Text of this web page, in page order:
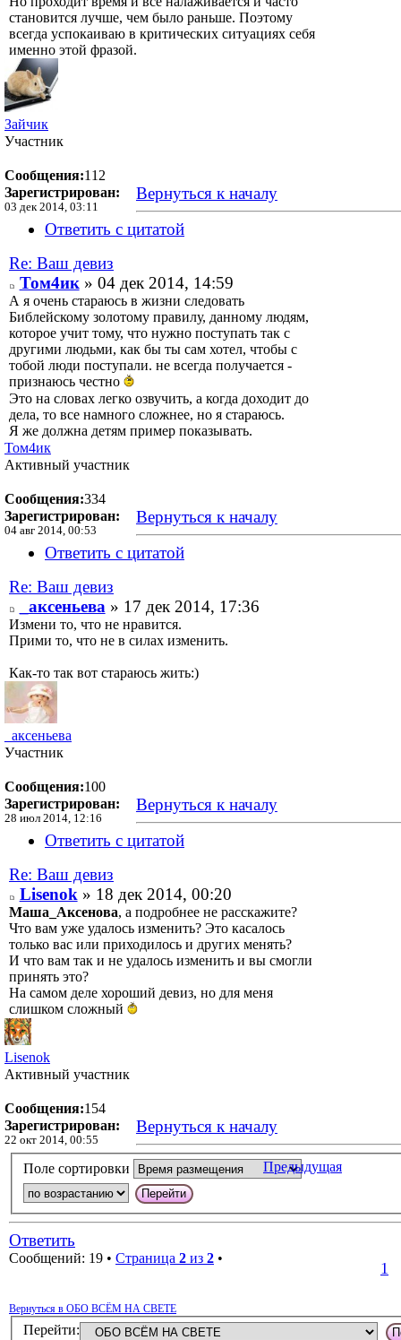
становится лучше, чем было раньше. Поэтому
всегда успокаиваю в критических ситуациях себя
именно этой фразой.
Зайчик
Участник
Сообщения:112
Зарегистрирован:
03 дек 2014, 03:11
Вернуться к началу
Ответить с цитатой
Re: Ваш девиз
Том4ик» 04 дек 2014, 14:59
А я очень стараюсь в жизни следовать
Библейскому золотому правилу, данному людям,
которое учит тому, что нужно поступать так с
другими людьми, как бы ты сам хотел, чтобы с
тобой люди поступали. не всегда получается -
признаюсь честно
Это на словах легко озвучить, а когда доходит до
дела, то все намного сложнее, но я стараюсь.
Я же должна детям пример показывать.
Том4ик
Активный участник
Сообщения:334
Зарегистрирован:
04 авг 2014, 00:53
Вернуться к началу
Ответить с цитатой
Re: Ваш девиз
_аксеньева » 17 дек 2014, 17:36
Измени то, что не нравится.
Прими то, что не в силах изменить.
Как-то так вот стараюсь жить:)
_аксеньева
Участник
Сообщения:100
Зарегистрирован:
28 июл 2014, 12:16
Вернуться к началу
Ответить с цитатой
Re: Ваш девиз
Lisenok» 18 дек 2014, 00:20
Маша_Аксенова, а подробнее не расскажите?
Что вам уже удалось изменить? Это касалось
только вас или приходилось и других менять?
И что вам так и не удалось изменить и вы смогли
принять это?
На самом деле хороший девиз, но для меня
слишком сложный
Lisenok
Активный участник
Сообщения:154
Зарегистрирован:
22 окт 2014, 00:55
Вернуться к началу
Предыдущая
Поле сортировки
Ответить
Сообщений: 19 • Страница 2 из 2 •
1
Вернуться в ОБО ВСЁМ НА СВЕТЕ
Перейти: